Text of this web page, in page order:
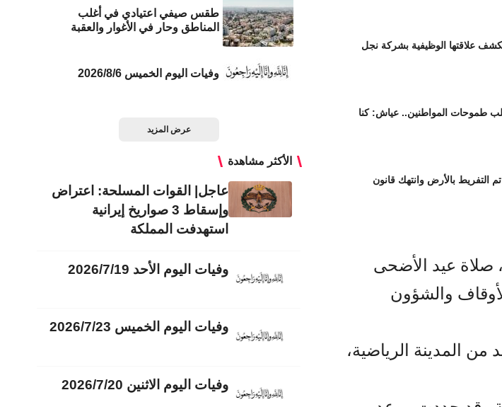
علاقتها الوظيفية بشركة نجل
طموحات المواطنين.. عياش: كنا
بالأرض وانتهك قانون
صلاة عيد الأضحى
والشؤون
المدينة الرياضية،
طقس صيفي اعتيادي في أغلب
المناطق وحار في الأغوار والعقبة
وفيات اليوم الخميس 2026/8/6
عرض المزيد
الأكثر مشاهدة
عاجل| القوات المسلحة: اعتراض
وإسقاط 3 صواريخ إيرانية
استهدفت المملكة
وفيات اليوم الأحد 2026/7/19
وفيات اليوم الخميس 2026/7/23
وفيات اليوم الاثنين 2026/7/20